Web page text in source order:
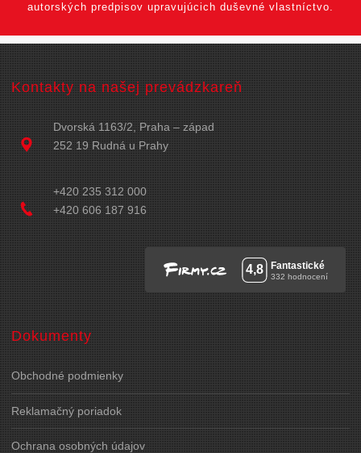
autorských predpisov upravujúcich duševné vlastníctvo.
Kontakty na našej prevádzkareň
Dvorská 1163/2, Praha – západ
252 19 Rudná u Prahy
+420 235 312 000
+420 606 187 916
Dokumenty
Obchodné podmienky
Reklamačný poriadok
Ochrana osobných údajov